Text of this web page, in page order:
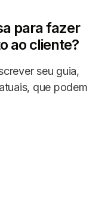
para fazer
ao cliente?
seu guia,
que podem